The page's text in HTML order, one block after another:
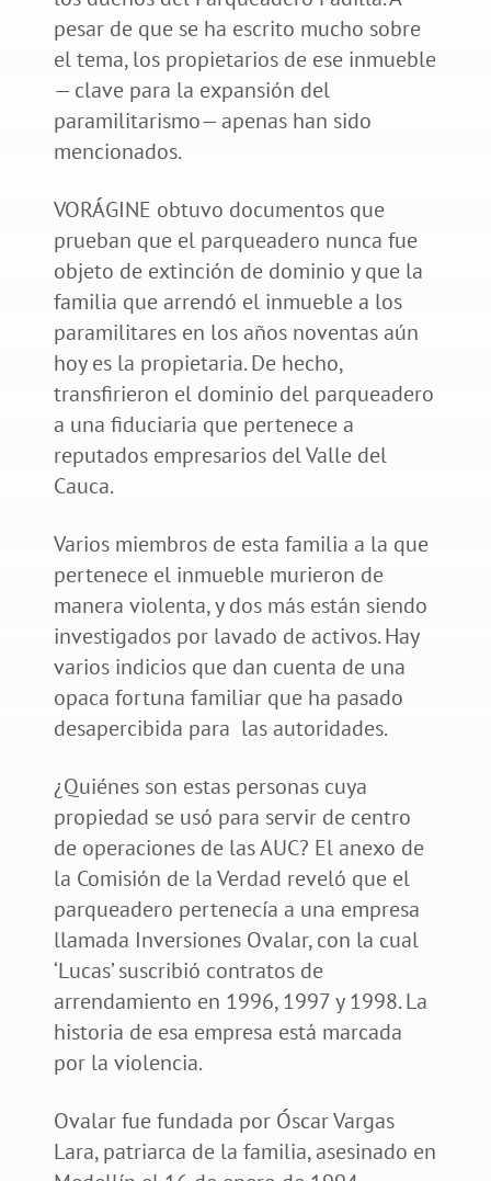
pesar de que se ha escrito mucho sobre
el tema, los propietarios de ese inmueble
— clave para la expansión del
paramilitarismo— apenas han sido
mencionados.
VORÁGINE obtuvo documentos que
prueban que el parqueadero nunca fue
objeto de extinción de dominio y que la
familia que arrendó el inmueble a los
paramilitares en los años noventas aún
hoy es la propietaria. De hecho,
transfirieron el dominio del parqueadero
a una fiduciaria que pertenece a
reputados empresarios del Valle del
Cauca.
Varios miembros de esta familia a la que
pertenece el inmueble murieron de
manera violenta, y dos más están siendo
investigados por lavado de activos. Hay
varios indicios que dan cuenta de una
opaca fortuna familiar que ha pasado
desapercibida para las autoridades.
¿Quiénes son estas personas cuya
propiedad se usó para servir de centro
de operaciones de las AUC? El anexo de
la Comisión de la Verdad reveló que el
parqueadero pertenecía a una empresa
llamada Inversiones Ovalar, con la cual
‘Lucas’ suscribió contratos de
arrendamiento en 1996, 1997 y 1998. La
historia de esa empresa está marcada
por la violencia.
Ovalar fue fundada por Óscar Vargas
Lara, patriarca de la familia, asesinado en